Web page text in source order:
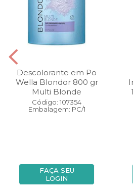
Descolorante em Po
Wella Blondor 800 gr
Multi Blonde
Código: 107354
Embalagem: PC/1
FAÇA SEU
LOGIN